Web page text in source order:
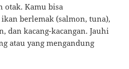
otak. Kamu bisa
berlemak (salmon, tuna),
dan kacang-kacangan. Jauhi
atau yang mengandung